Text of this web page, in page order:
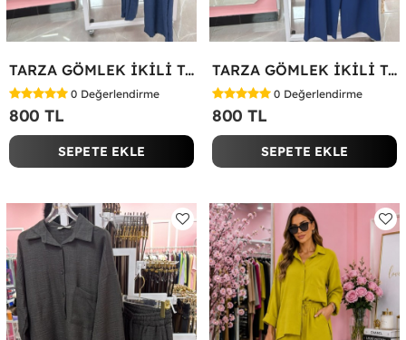
TARZA GÖMLEK İKİLİ TAKIM KOT KUMAŞ Mavi
0 Değerlendirme
800 TL
SEPETE EKLE
TARZA GÖMLEK İKİLİ TAKIM Lacivert
0 Değerlendirme
800 TL
SEPETE EKLE